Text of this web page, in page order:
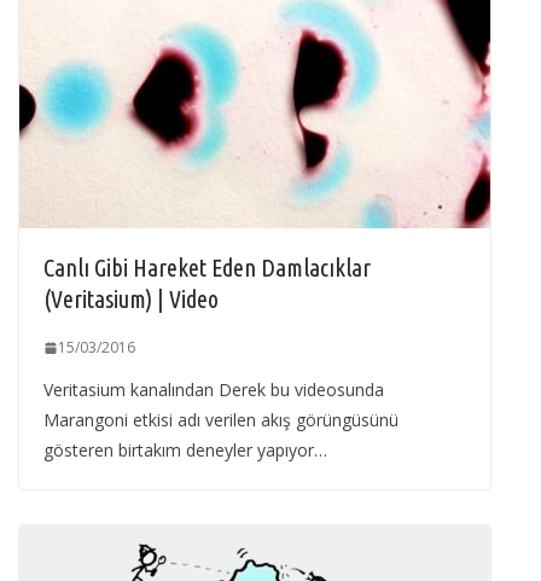
Canlı Gibi Hareket Eden Damlacıklar
(Veritasium) | Video
15/03/2016
Veritasium kanalından Derek bu videosunda
Marangoni etkisi adı verilen akış görüngüsünü
gösteren birtakım deneyler yapıyor…